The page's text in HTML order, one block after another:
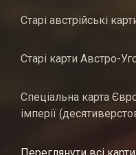
Старі австрійські
Старі карти Австро-
Спеціальна карта
імперії
Переглянути всі карти